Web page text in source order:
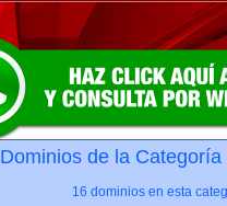
Dominios de la
16 dominios en esta